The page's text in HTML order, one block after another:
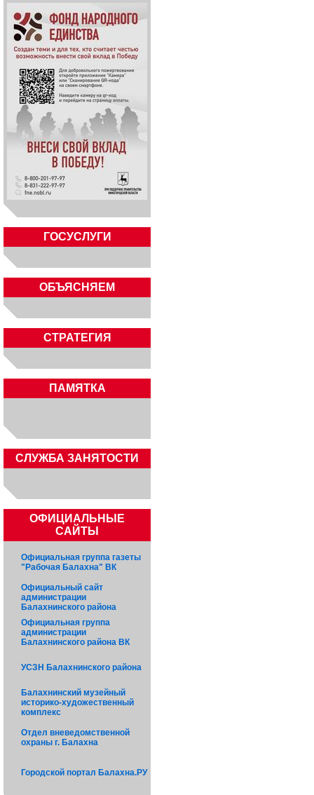
ГОСУСЛУГИ
ОБЪЯСНЯЕМ
СТРАТЕГИЯ
ПАМЯТКА
CЛУЖБА ЗАНЯТОСТИ
ОФИЦИАЛЬНЫЕ
САЙТЫ
Официальная группа газеты
"Рабочая Балахна" ВК
Официальный сайт
администрации
Балахнинского района
Официальная группа
администрации
Балахнинского района ВК
УСЗН Балахнинского района
Балахнинский музейный
историко-художественный
комплекс
Отдел вневедомственной
охраны г. Балахна
Городской портал Балахна.РУ